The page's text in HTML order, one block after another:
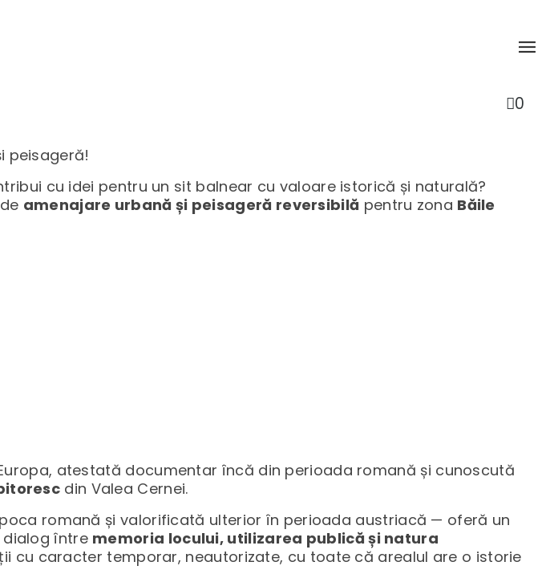
0
peisageră!
cu idei pentru un sit balnear cu valoare istorică și naturală?
amenajare urbană și peisageră reversibilă pentru zona Băile
atestată documentar încă din perioada romană și cunoscută
din Valea Cernei.
romană și valorificată ulterior în perioada austriacă — oferă un
între memoria locului, utilizarea publică și natura
cu caracter temporar, neautorizate, cu toate că arealul are o istorie